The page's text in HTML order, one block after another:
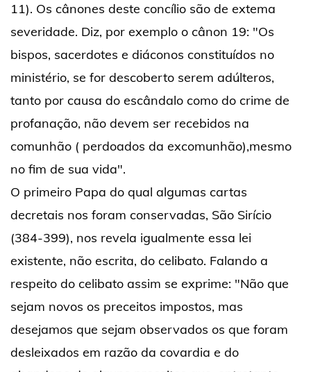
11). Os cânones deste concílio são de extema
severidade. Diz, por exemplo o cânon 19: "Os
bispos, sacerdotes e diáconos constituídos no
ministério, se for descoberto serem adúlteros,
tanto por causa do escândalo como do crime de
profanação, não devem ser recebidos na
comunhão ( perdoados da excomunhão),mesmo
no fim de sua vida".
O primeiro Papa do qual algumas cartas
decretais nos foram conservadas, São Sirício
(384-399), nos revela igualmente essa lei
existente, não escrita, do celibato. Falando a
respeito do celibato assim se exprime: "Não que
sejam novos os preceitos impostos, mas
desejamos que sejam observados os que foram
desleixados em razão da covardia e do